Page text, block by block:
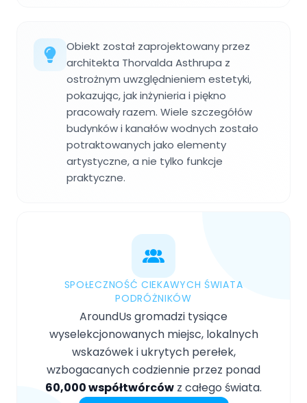
Obiekt został zaprojektowany przez
architekta Thorvalda Asthrupa z
ostrożnym uwzględnieniem estetyki,
pokazując, jak inżynieria i piękno
pracowały razem. Wiele szczegółów
budynków i kanałów wodnych zostało
potraktowanych jako elementy
artystyczne, a nie tylko funkcje
praktyczne.
SPOŁECZNOŚĆ CIEKAWYCH ŚWIATA
PODRÓŻNIKÓW
AroundUs gromadzi tysiące
wyselekcjonowanych miejsc, lokalnych
wskazówek i ukrytych perełek,
wzbogacanych codziennie przez ponad
60,000 współtwórców z całego świata.